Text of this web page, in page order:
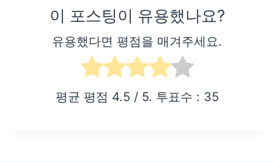
이 포스팅이 유용했나요?
유용했다면 평점을 매겨주세요.
평균 평점 4.5 / 5. 투표수 : 35